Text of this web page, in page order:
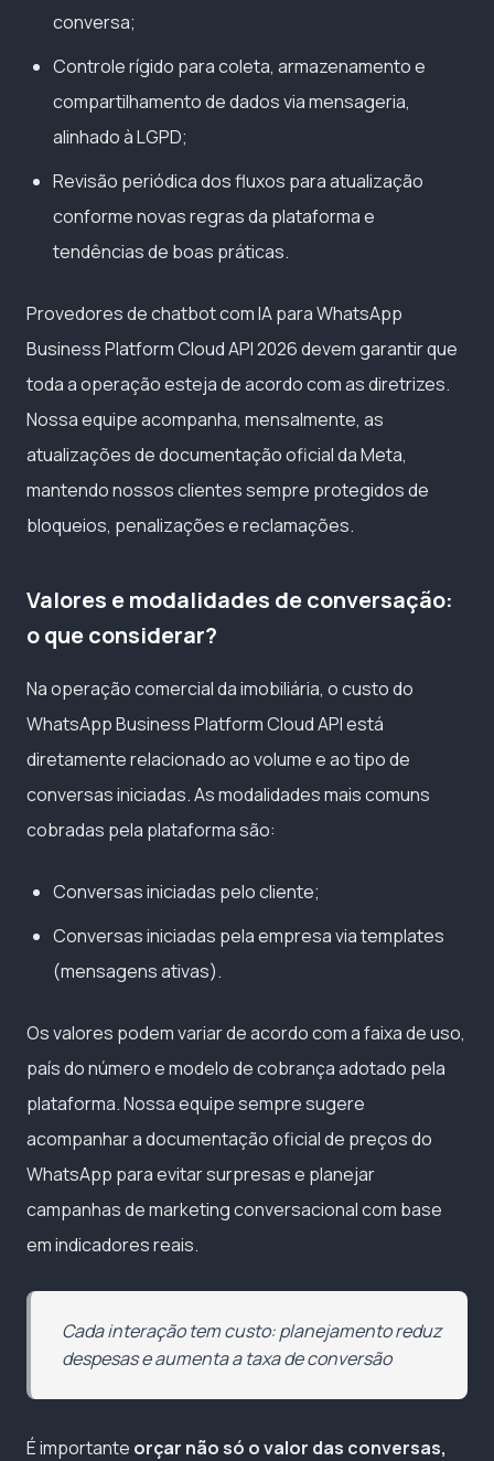
conversa;
Controle rígido para coleta, armazenamento e
compartilhamento de dados via mensageria,
alinhado à LGPD;
Revisão periódica dos fluxos para atualização
conforme novas regras da plataforma e
tendências de boas práticas.
Provedores de chatbot com IA para WhatsApp
Business Platform Cloud API 2026 devem garantir que
toda a operação esteja de acordo com as diretrizes.
Nossa equipe acompanha, mensalmente, as
atualizações de documentação oficial da Meta,
mantendo nossos clientes sempre protegidos de
bloqueios, penalizações e reclamações.
Valores e modalidades de conversação:
o que considerar?
Na operação comercial da imobiliária, o custo do
WhatsApp Business Platform Cloud API está
diretamente relacionado ao volume e ao tipo de
conversas iniciadas. As modalidades mais comuns
cobradas pela plataforma são:
Conversas iniciadas pelo cliente;
Conversas iniciadas pela empresa via templates
(mensagens ativas).
Os valores podem variar de acordo com a faixa de uso,
país do número e modelo de cobrança adotado pela
plataforma. Nossa equipe sempre sugere
acompanhar a documentação oficial de preços do
WhatsApp para evitar surpresas e planejar
campanhas de marketing conversacional com base
em indicadores reais.
Cada interação tem custo: planejamento reduz
despesas e aumenta a taxa de conversão
É importante orçar não só o valor das conversas,